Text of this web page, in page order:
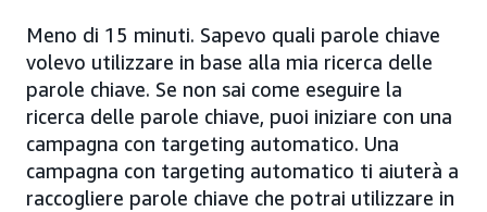
Meno di 15 minuti. Sapevo quali parole chiave
volevo utilizzare in base alla mia ricerca delle
parole chiave. Se non sai come eseguire la
ricerca delle parole chiave, puoi iniziare con una
campagna con targeting automatico. Una
campagna con targeting automatico ti aiuterà a
raccogliere parole chiave che potrai utilizzare in